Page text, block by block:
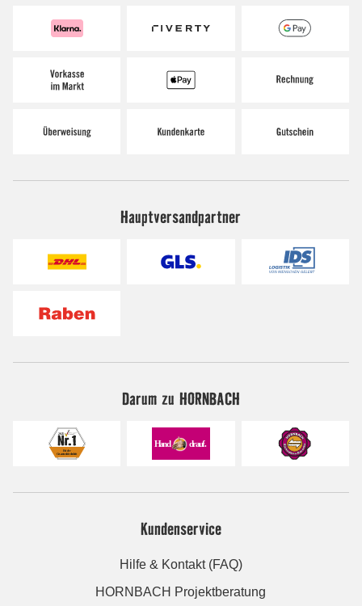
Hauptversandpartner
Darum zu HORNBACH
Kundenservice
Hilfe & Kontakt (FAQ)
HORNBACH Projektberatung